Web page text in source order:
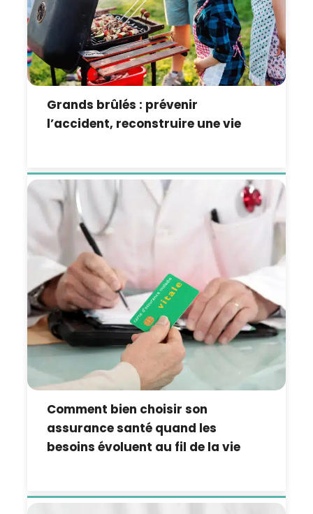
Grands brûlés : prévenir
l’accident, reconstruire une vie
Comment bien choisir son
assurance santé quand les
besoins évoluent au fil de la vie